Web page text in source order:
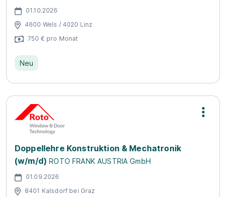
01.10.2026
4600 Wels / 4020 Linz
750 € pro Monat
Neu
Doppellehre Konstruktion & Mechatronik
(w/m/d) ROTO FRANK AUSTRIA GmbH
01.09.2026
8401 Kalsdorf bei Graz